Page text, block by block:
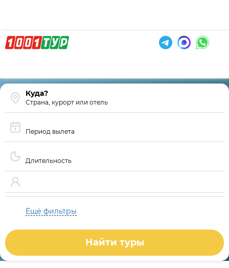
Страна, курорт или отель
Период вылета
Длительность
Ещё фильтры
Найти туры